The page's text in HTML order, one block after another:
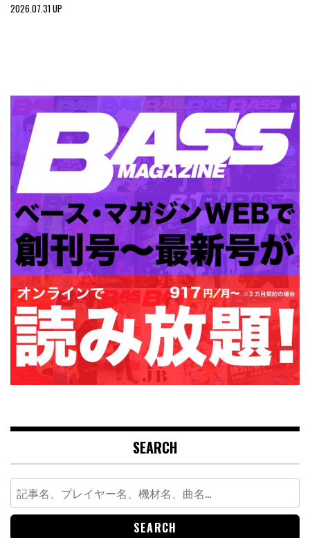
2026.07.31 UP
SEARCH
Search
for: